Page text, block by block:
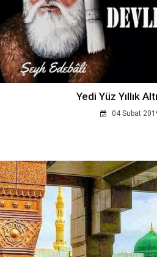
Yedi Yüz Yıllık
04 Subat